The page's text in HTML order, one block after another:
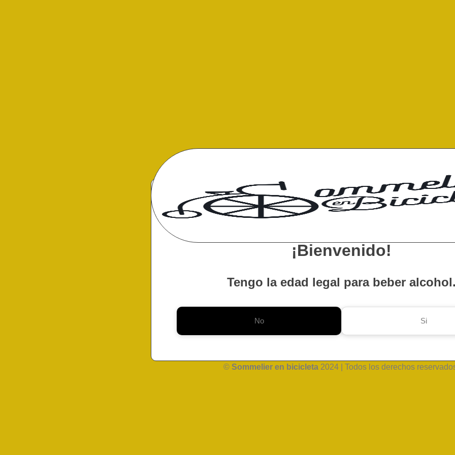
¡Bienvenido!
Tengo la edad legal para beber
No Si
© Sommelier en bicicleta 2024 | Todos los derechos